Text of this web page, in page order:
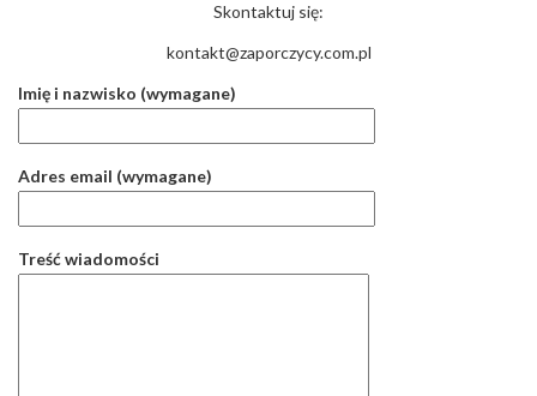
Skontaktuj się:
kontakt@zaporczycy.com.pl
Imię i nazwisko (wymagane)
Adres email (wymagane)
Treść wiadomości